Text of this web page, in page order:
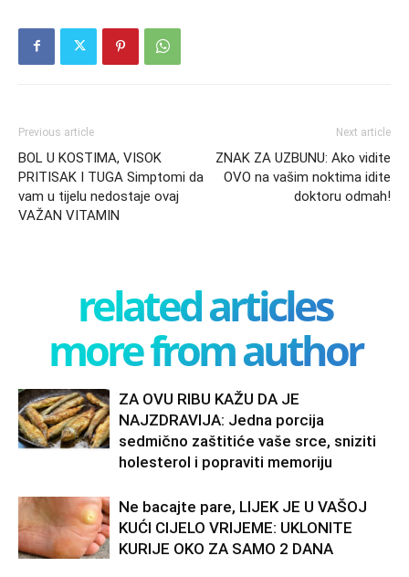
Previous article
BOL U KOSTIMA, VISOK
PRITISAK I TUGA Simptomi da
vam u tijelu nedostaje ovaj
VAŽAN VITAMIN
Next article
ZNAK ZA UZBUNU: Ako vidite
OVO na vašim noktima idite
doktoru odmah!
related articles
more from author
ZA OVU RIBU KAŽU DA JE
NAJZDRAVIJA: Jedna porcija
sedmično zaštitiće vaše srce, sniziti
holesterol i popraviti memoriju
Ne bacajte pare, LIJEK JE U VAŠOJ
KUĆI CIJELO VRIJEME: UKLONITE
KURIJE OKO ZA SAMO 2 DANA